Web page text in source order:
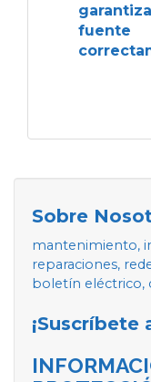
Sobre
mantenimiento,
reparaciones,
boletín eléctrico,